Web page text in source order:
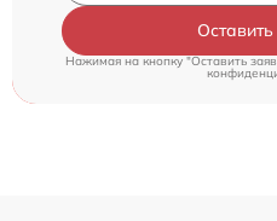
Нажимая на кнопку "Оставить